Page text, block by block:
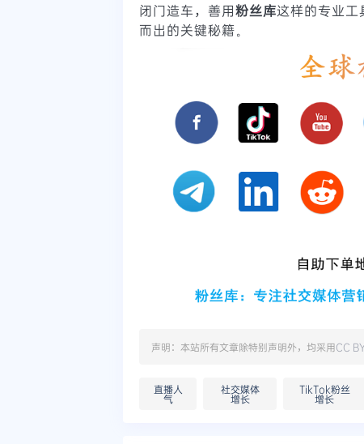
闭门造车，善用粉丝库这样的专业工
而出的关键秘籍。
声明：本站所有文章除特别声明外，均采用CC
直播人
气
社交媒体
增长
TikTok粉丝
增长